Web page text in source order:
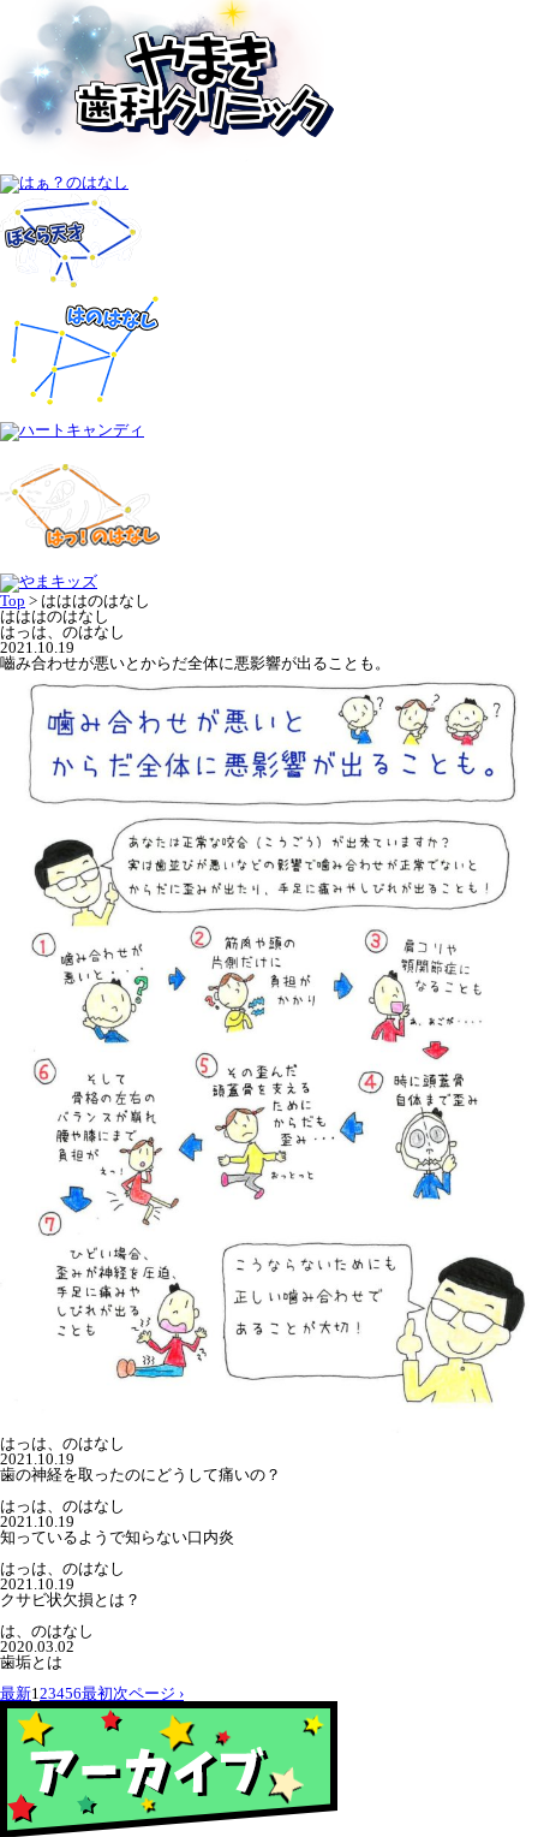
Top > はははのはなし
はははのはなし
はっは、のはなし
2021.10.19
嚙み合わせが悪いとからだ全体に悪影響が出ることも。
はっは、のはなし
2021.10.19
歯の神経を取ったのにどうして痛いの？
はっは、のはなし
2021.10.19
知っているようで知らない口内炎
はっは、のはなし
2021.10.19
クサビ状欠損とは？
は、のはなし
2020.03.02
歯垢とは
最新1 23456最初次ページ ›